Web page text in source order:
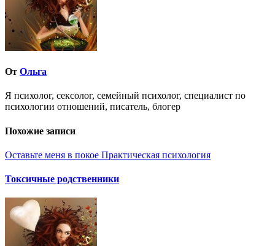
От Ольга
Я психолог, сексолог, семейный психолог, специалист по
психологии отношений, писатель, блогер
Похожие записи
Оставьте меня в покое Практическая психология
Токсичные родственники